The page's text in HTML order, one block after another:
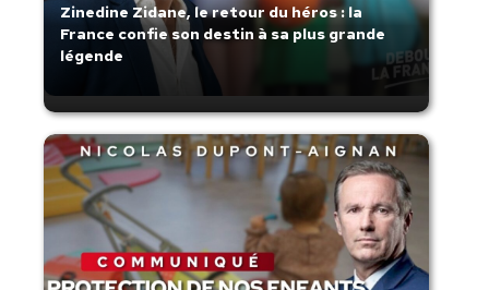
Zinedine Zidane, le retour du héros : la
France confie son destin à sa plus grande
légende